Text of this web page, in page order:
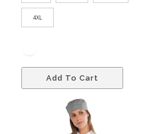
4XL
Add To Cart